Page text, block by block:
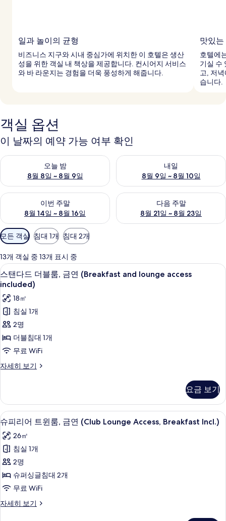
일과 놀이의 균형
비즈니스 지구와 시내 중심가에 위치한 이 호텔은 생산
성을 위한 객실 내 책상을 제공합니다. 컨시어지 서비스
와 바 라운지는 경험을 더욱 풍성하게 해줍니다.
맛있
호텔에
기실 수
고, 저
습니다.
객실 옵션
이 날짜의 예약 가능 여부 확인
오늘 밤
8월 8일 ~ 8월 9일
오늘 밤 예약 가능 여부 확인, 8월 8일 ~ 8월 9일
내일
8월 9일 ~ 8월 10일
내일 예약 가능 여부 확인, 8월
이번 주말
8월 14일 ~ 8월 16일
이번 주말 예약 가능 여부 확인, 8월 14일 ~ 8월 16일
다음 주말
8월 21일 ~ 8월 23일
다음 주말 예약 가능 여부 확인
객
실
에
사
용
가
능
한
필
터
모든 객실 침대 1개 침대 2개
13개 객실 중 13개 표시 중
스
탠
다
드
더
블
룸,
금
and
lounge
access
included)
사
진
모
두
보
기
미니바, 객실 내 금고, 책상, 다리미/다
9
스탠다드 더블룸, 금연 (Breakfast and lounge access
included)
18㎡
침실 1개
2명
더블침대 1개
무료 WiFi
자세히 보기
스
더
블
룸,
금
연
(Breakfast
lounge
access
included)
자
세
요금 보기
슈
피
리
어
트
윈
룸,
금
미니바, 객실 내 금고, 책상, 다리미/다
7
슈피리어 트윈룸, 금연 (Club Lounge Access, Breakfast Incl.)
26㎡
침실 1개
2명
슈퍼싱글침대 2개
무료 WiFi
자세히 보기
슈